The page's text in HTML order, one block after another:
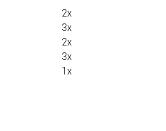
2x
3x
2x
3x
1x